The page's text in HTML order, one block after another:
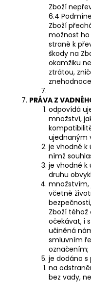
Zboží
6.4
Zboží
možnost ho
straně k
škody na
okamžiku
ztrátou,
PRÁVA Z
odpovídá
množství,
ujednaným
je vhodné k
nímž
je vhodné k
druhu
množstvím,
včetně
Zboží
očekávat, i
učiněná
smluvním
označením;
je dodáno s
na
bez vady,